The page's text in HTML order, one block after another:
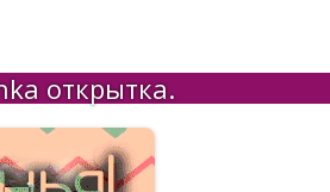
открытка.